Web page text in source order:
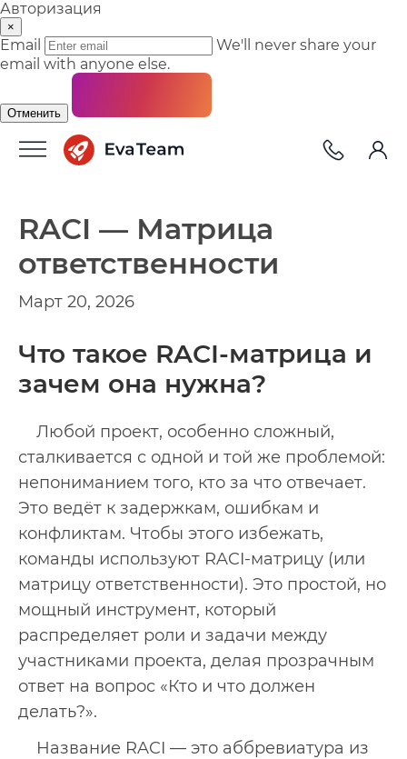
Авторизация
×
Email
We'll never share your
email with anyone else.
Отменить
RACI — Матрица
ответственности
Март 20, 2026
Что такое RACI-матрица и
зачем она нужна?
Любой проект, особенно сложный,
сталкивается с одной и той же проблемой:
непониманием того, кто за что отвечает.
Это ведёт к задержкам, ошибкам и
конфликтам. Чтобы этого избежать,
команды используют RACI-матрицу (или
матрицу ответственности). Это простой, но
мощный инструмент, который
распределяет роли и задачи между
участниками проекта, делая прозрачным
ответ на вопрос «Кто и что должен
делать?».
Название RACI — это аббревиатура из